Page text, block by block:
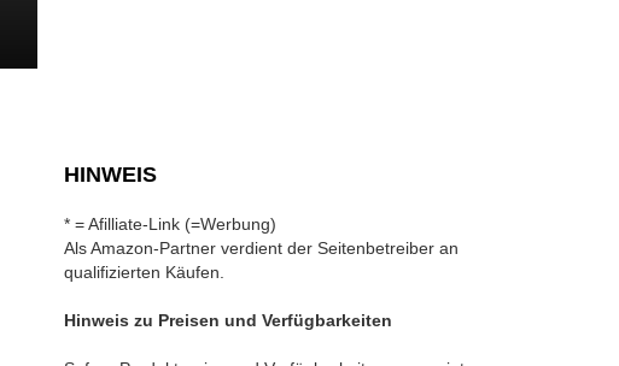
HINWEIS
* = Afilliate-Link (=Werbung)
Als Amazon-Partner verdient der Seitenbetreiber an
qualifizierten Käufen.
Hinweis zu Preisen und Verfügbarkeiten